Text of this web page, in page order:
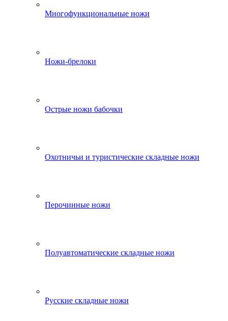
Многофункциональные ножи
Ножи-брелоки
Острые ножи бабочки
Охотничьи и туристические складные ножи
Перочинные ножи
Полуавтоматические складные ножи
Русские складные ножи